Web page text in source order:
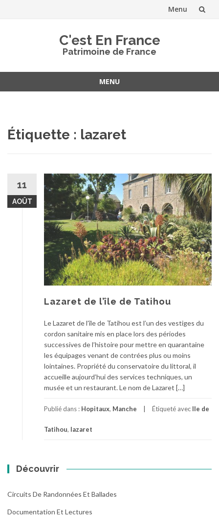
Menu
C'est En France
Patrimoine de France
MENU
Étiquette : lazaret
11
AOÛT
Lazaret de l’île de Tatihou
Le Lazaret de l’île de Tatihou est l’un des vestiges du
cordon sanitaire mis en place lors des périodes
successives de l’histoire pour mettre en quarantaine
les équipages venant de contrées plus ou moins
lointaines. Propriété du conservatoire du littoral, il
accueille aujourd’hui des services techniques, un
musée et un restaurant. Le nom de Lazaret […]
Publié dans : Hopitaux, Manche Étiqueté avec Ile de
Tatihou, lazaret
Découvrir
Circuits De Randonnées Et Ballades
Documentation Et Lectures